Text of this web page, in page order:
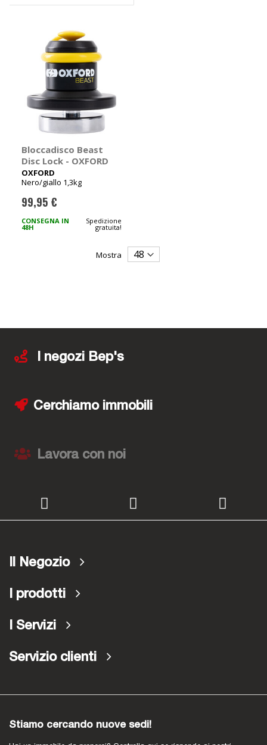
Bloccadisco Beast
Disc Lock - OXFORD
OXFORD
Nero/giallo 1,3kg
99,95 €
CONSEGNA IN
48H
Spedizione
gratuita!
Mostra
I negozi Bep's
Cerchiamo immobili
Lavora con noi
Il Negozio
I prodotti
I Servizi
Servizio clienti
Stiamo cercando nuove sedi!